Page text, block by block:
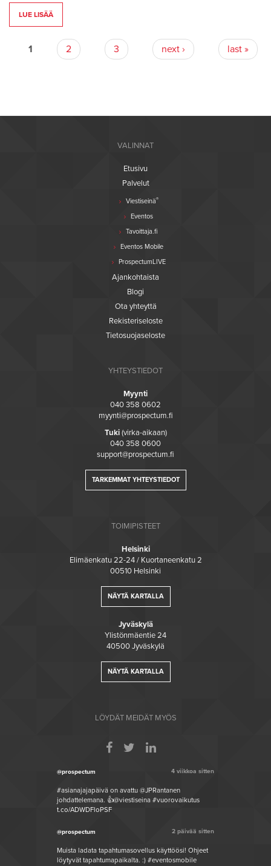
LUE LISÄÄ
Pages
1 2 3 next › last »
VALINNAT
Etusivu
Palvelut
Viestiseinä®
Eventos
Tavoittaja.fi
Eventos Mobile
ProspectumLIVE
Ajankohtaista
Blogi
Ota yhteyttä
Rekisteriseloste
Tietosuojaseloste
YHTEYSTIEDOT
Myynti
040 358 0602
myynti@prospectum.fi
Tuki(virka-aikaan)
040 358 0600
support@prospectum.fi
TARKEMMAT YHTEYSTIEDOT
TOIMIPISTEET
Helsinki
Elimäenkatu 22-24 / Kuortaneenkatu 2
00510 Helsinki
NÄYTÄ KARTALLA
Jyväskylä
Ylistönmäentie 24
40500 Jyväskylä
NÄYTÄ KARTALLA
LÖYDÄT MEIDÄT MYÖS
@prospectum 4 viikkoa sitten
#asianajajapäivä on avattu @JPRantanen
johdattelemana. 👍@viestiseina #vuorovaikutus
t.co/ADWDFloPSF
@prospectum 2 päivää sitten
Muista ladata tapahtumasovellus käyttöösi! Ohjeet
löytyvät tapahtumapaikalta. :) #eventosmobile